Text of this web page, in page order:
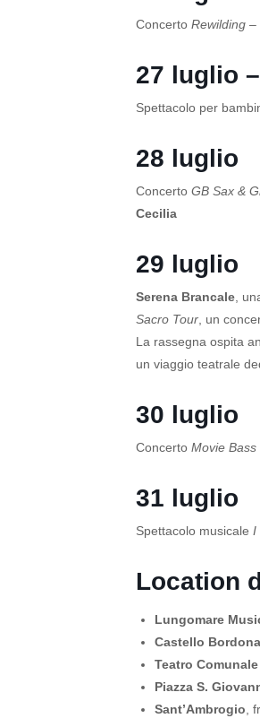
Concerto Rewilding –
27 luglio
Spettacolo per
28 luglio
Concerto GB Sax &
Cecilia
29 luglio
Serena Brancale ,
Sacro Tour , un
La rassegna ospita
un viaggio teatrale
30 luglio
Concerto Movie Bass
31 luglio
Spettacolo musicale I
Location
Lungomare
Castello
Teatro
Piazza S.
Sant’Ambrogio ,